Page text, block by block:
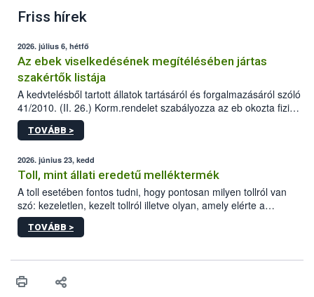
Friss hírek
2026. július 6, hétfő
Az ebek viselkedésének megítélésében jártas
szakértők listája
A kedvtelésből tartott állatok tartásáról és forgalmazásáról szóló
41/2010. (II. 26.) Korm.rendelet szabályozza az eb okozta fizikai
sérülés, illetve ennek veszélye keletkezésekor felmerülő
hatósági feladatokat, valamint a veszélyes eb tartását és annak
vonni az ebek viselkedésének megítélésében jártas szakértőt.
TOVÁBB >
2026. június 23, kedd
Toll, mint állati eredetű melléktermék
A toll esetében fontos tudni, hogy pontosan milyen tollról van
szó: kezeletlen, kezelt tollról illetve olyan, amely elérte a
„végpontját”.
TOVÁBB >